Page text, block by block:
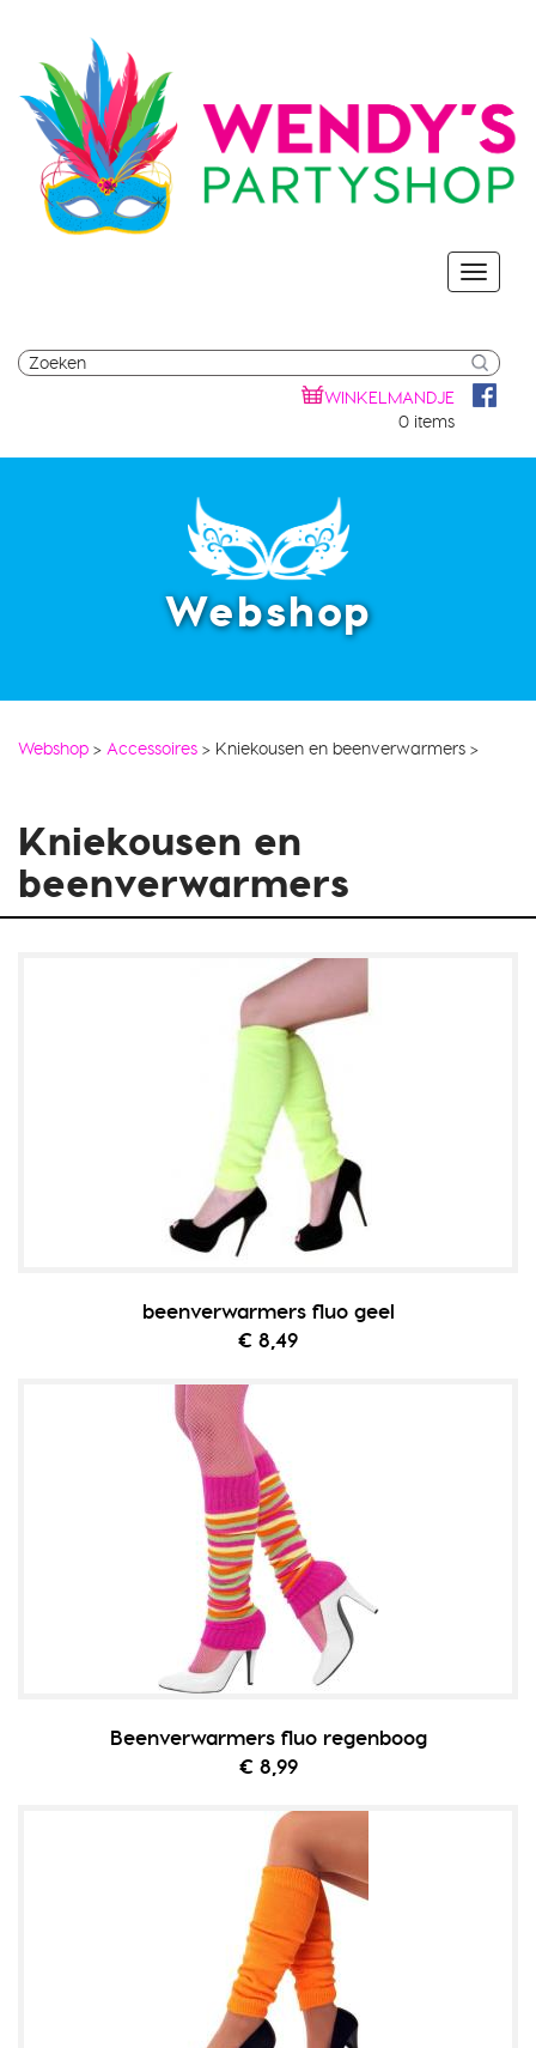
WINKELMANDJE
0 items
Webshop
Webshop > Accessoires > Kniekousen en beenverwarmers >
Kniekousen en
beenverwarmers
beenverwarmers fluo geel
€ 8,49
Beenverwarmers fluo regenboog
€ 8,99